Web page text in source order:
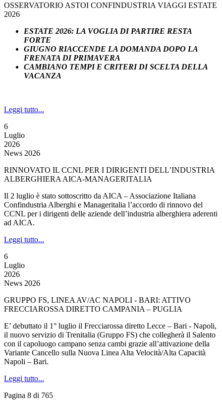
OSSERVATORIO ASTOI CONFINDUSTRIA VIAGGI ESTATE
2026
ESTATE 2026: LA VOGLIA DI PARTIRE RESTA
FORTE
GIUGNO RIACCENDE LA DOMANDA DOPO LA
FRENATA DI PRIMAVERA
CAMBIANO TEMPI E CRITERI DI SCELTA DELLA
VACANZA
Leggi tutto...
6
Luglio
2026
News 2026
RINNOVATO IL CCNL PER I DIRIGENTI DELL’INDUSTRIA
ALBERGHIERA AICA-MANAGERITALIA
Il 2 luglio è stato sottoscritto da AICA – Associazione Italiana
Confindustria Alberghi e Manageritalia l’accordo di rinnovo del
CCNL per i dirigenti delle aziende dell’industria alberghiera aderenti
ad AICA.
Leggi tutto...
6
Luglio
2026
News 2026
GRUPPO FS, LINEA AV/AC NAPOLI - BARI: ATTIVO
FRECCIAROSSA DIRETTO CAMPANIA – PUGLIA
E’ debuttato il 1° luglio il Frecciarossa diretto Lecce – Bari - Napoli,
il nuovo servizio di Trenitalia (Gruppo FS) che collegherà il Salento
con il capoluogo campano senza cambi grazie all’attivazione della
Variante Cancello sulla Nuova Linea Alta Velocità/Alta Capacità
Napoli – Bari.
Leggi tutto...
Pagina 8 di 765